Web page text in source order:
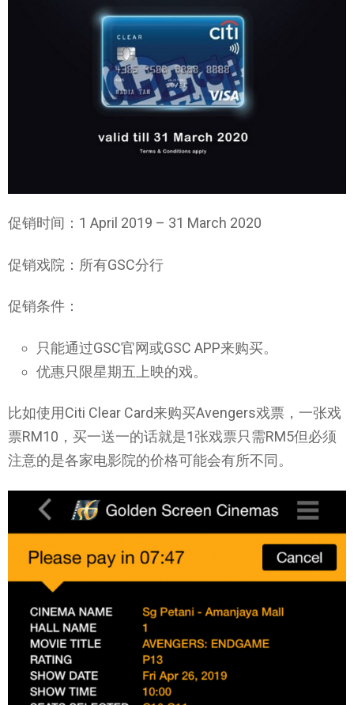
促销时间：1 April 2019 – 31 March 2020
促销戏院：所有GSC分行
促销条件：
只能通过GSC官网或GSC APP来购买。
优惠只限星期五上映的戏。
比如使用Citi Clear Card来购买Avengers戏票，一张戏
票RM10，买一送一的话就是1张戏票只需RM5但必须
注意的是各家电影院的价格可能会有所不同。